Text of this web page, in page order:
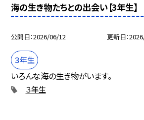
海の生き物たちとの出会い【3年生】
公開日 2026/06/12 更新日
３年生
いろんな海の生き物がいます。
３年生